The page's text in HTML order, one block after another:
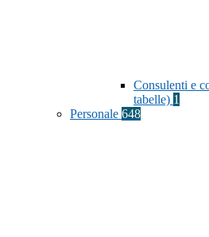
Consulenti e
tabelle) 1
Personale 648